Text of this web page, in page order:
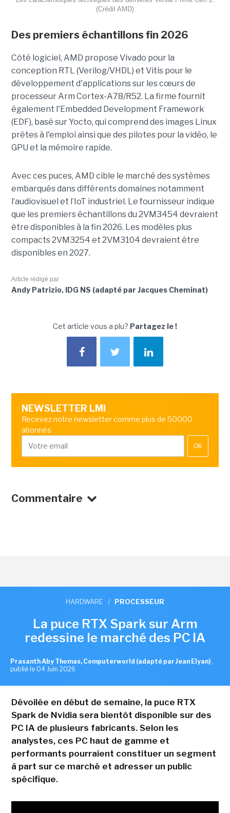
(Crédit AMD)
Des premiers échantillons fin 2026
Côté logiciel, AMD propose Vivado pour la
conception RTL (Verilog/VHDL) et Vitis pour le
développement d'applications sur les cœurs de
processeur Arm Cortex-A78/R52. La firme fournit
également l'Embedded Development Framework
(EDF), basé sur Yocto, qui comprend des images Linux
prêtes à l'emploi ainsi que des pilotes pour la vidéo, le
GPU et la mémoire rapide.
Avec ces puces, AMD cible le marché des systèmes
embarqués dans différents domaines notamment
l’audiovisuel et l’IoT industriel. Le fournisseur indique
que les premiers échantillons du 2VM3454 devraient
être disponibles à la fin 2026. Les modèles plus
compacts 2VM3254 et 2VM3104 devraient être
disponibles en 2027.
Article rédigé par
Andy Patrizio, IDG NS (adapté par Jacques Cheminat)
Cet article vous a plu? Partagez le !
NEWSLETTER LMI
Recevez notre newsletter comme plus de 50000
abonnés
OK
Commentaire
HARDWARE / PROCESSEUR
La puce RTX Spark sur Arm
redessine le marché des PC IA
Prasanth Aby Thomas, Computerworld (adapté par Jean Elyan) ,
publié le 04 Juin 2026
Dévoilée en début de semaine, la puce RTX
Spark de Nvidia sera bientôt disponible sur des
PC IA de plusieurs fabricants. Selon les
analystes, ces PC haut de gamme et
performants pourraient constituer un segment
à part sur ce marché et adresser un public
spécifique.